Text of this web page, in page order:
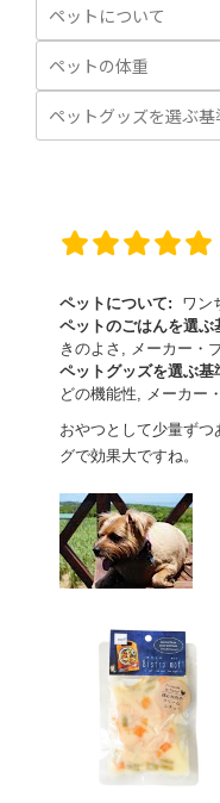
ペットについて:
ワン
ペットのごはんを選ぶ
きのよさ, メーカー・
ペットグッズを選ぶ基
どの機能性, メーカー
おやつとして少量ず
グで効果大ですね。